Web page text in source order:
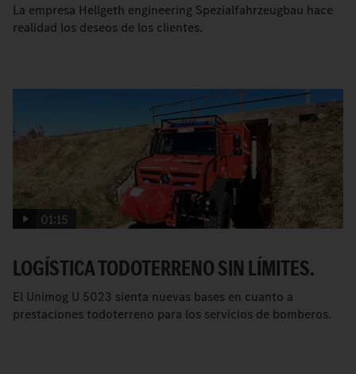
La empresa Hellgeth engineering Spezialfahrzeugbau hace
realidad los deseos de los clientes.
01:15
LOGÍSTICA TODOTERRENO SIN LÍMITES.
El Unimog U 5023 sienta nuevas bases en cuanto a
prestaciones todoterreno para los servicios de bomberos.